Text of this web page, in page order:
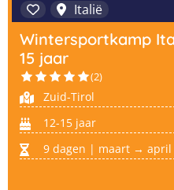
Italië
Wintersportkamp
15 jaar
(2)
Zuid-Tirol
12-15 jaar
9 dagen | maart → april